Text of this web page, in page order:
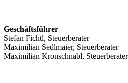
Geschäftsführer
Stefan Fichtl, Steuerberater
Maximilian Sedlmaier, Steuerberater
Maximilian Kronschnabl, Steuerberater